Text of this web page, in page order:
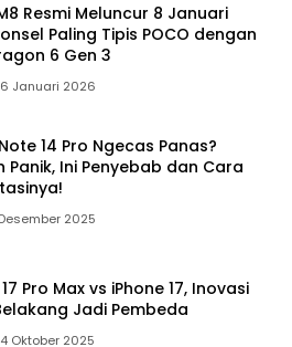
Resmi Meluncur 8 Januari
Paling Tipis POCO dengan
6 Gen 3
6 Januari 2026
14 Pro Ngecas Panas?
Panik, Ini Penyebab dan Cara
2025
Pro Max vs iPhone 17, Inovasi
Jadi Pembeda
4 Oktober 2025